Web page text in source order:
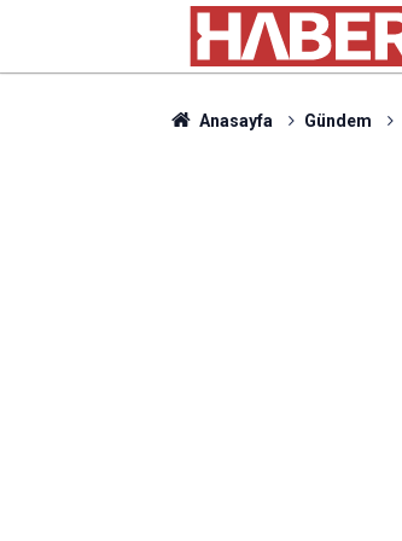
Anasayfa Gündem